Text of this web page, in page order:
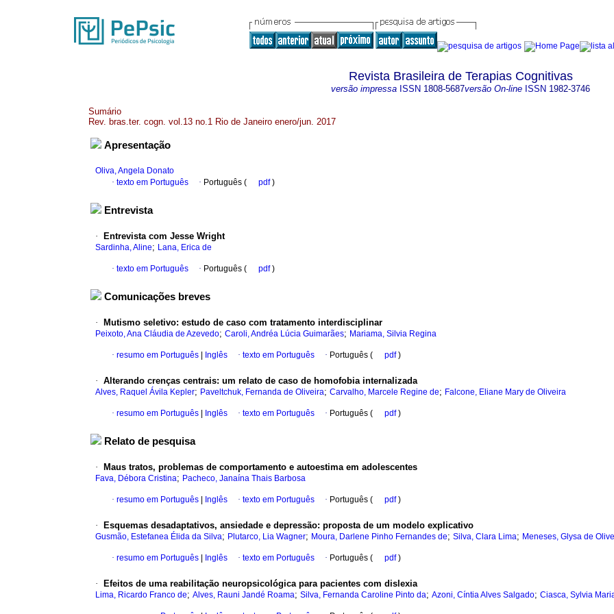
Revista Brasileira de Terapias Cognitivas
versão impressa ISSN 1808-5687versão On-line ISSN 1982-3746
Sumário
Rev. bras.ter. cogn. vol.13 no.1 Rio de Janeiro enero/jun. 2017
Apresentação
Oliva, Angela Donato
· texto em Português · Português ( pdf)
Entrevista
· Entrevista com Jesse Wright
Sardinha, Aline; Lana, Erica de
· texto em Português · Português ( pdf)
Comunicações breves
· Mutismo seletivo: estudo de caso com tratamento interdisciplinar
Peixoto, Ana Cláudia de Azevedo; Caroli, Andréa Lúcia Guimarães; Mariama, Silvia Regina
· resumo em Português Inglês · texto em Português · Português ( pdf)
· Alterando crenças centrais: um relato de caso de homofobia internalizada
Alves, Raquel Ávila Kepler; Paveltchuk, Fernanda de Oliveira; Carvalho, Marcele Regine de; Falcone, Eliane Mary de Oliveira
· resumo em Português Inglês · texto em Português · Português ( pdf)
Relato de pesquisa
· Maus tratos, problemas de comportamento e autoestima em adolescentes
Fava, Débora Cristina; Pacheco, Janaína Thais Barbosa
· resumo em Português Inglês · texto em Português · Português ( pdf)
· Esquemas desadaptativos, ansiedade e depressão: proposta de um modelo explicativo
Gusmão, Estefanea Élida da Silva; Plutarco, Lia Wagner; Moura, Darlene Pinho Fernandes de; Silva, Clara Lima; Meneses, Glysa de
· resumo em Português Inglês · texto em Português · Português ( pdf)
· Efeitos de uma reabilitação neuropsicológica para pacientes com dislexia
Lima, Ricardo Franco de; Alves, Rauni Jandé Roama; Silva, Fernanda Caroline Pinto da; Azoni, Cíntia Alves Salgado; Ciasca, Sylvia